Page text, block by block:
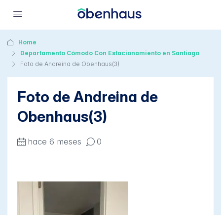
Home
Departamento Cómodo Con Estacionamiento en Santiago
Foto de Andreina de Obenhaus(3)
Foto de Andreina de
Obenhaus(3)
hace 6 meses 0